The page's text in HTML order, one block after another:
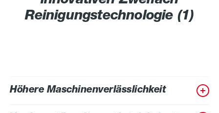
Reinigungstechnologie (1)
Höhere Maschinenverlässlichkeit